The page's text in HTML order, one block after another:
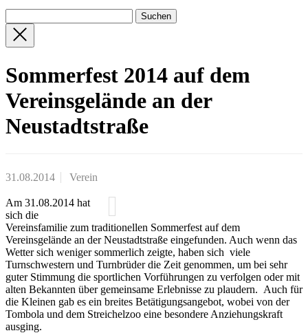
Sommerfest 2014 auf dem
Vereinsgelände an der
Neustadtstraße
31.08.2014 Verein
Am 31.08.2014 hat
sich die
Vereinsfamilie zum traditionellen Sommerfest auf dem
Vereinsgelände an der Neustadtstraße eingefunden. Auch wenn das
Wetter sich weniger sommerlich zeigte, haben sich viele
Turnschwestern und Turnbrüder die Zeit genommen, um bei sehr
guter Stimmung die sportlichen Vorführungen zu verfolgen oder mit
alten Bekannten über gemeinsame Erlebnisse zu plaudern. Auch für
die Kleinen gab es ein breites Betätigungsangebot, wobei von der
Tombola und dem Streichelzoo eine besondere Anziehungskraft
ausging.